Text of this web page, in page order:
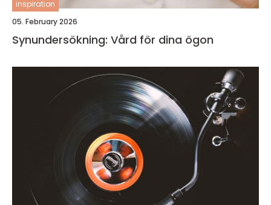
inspiration
05. February 2026
Synundersökning: Vård för dina ögon